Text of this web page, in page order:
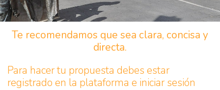
Te recomendamos que sea clara, concisa y
directa.
Para hacer tu propuesta debes estar
registrado en la plataforma e iniciar sesión